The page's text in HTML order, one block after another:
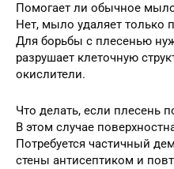
Помогает ли обычное мыло
Нет, мыло удаляет только
Для борьбы с плесенью
разрушает клеточную
окислители.
Что делать, если плесень
В этом случае
Потребуется частичный
стены антисептиком и